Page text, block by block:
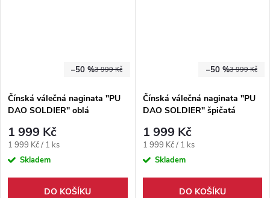
3 999 Kč
–50 %
Čínská válečná naginata "PU
DAO SOLDIER" oblá
1 999 Kč
Měrná
cena:
1 999 Kč / 1 ks
Skladem
DO KOŠÍKU
3 999 Kč
–50 %
Čínská válečná naginata "PU
DAO SOLDIER" špičatá
1 999 Kč
Měrná
cena:
1 999 Kč / 1 ks
Skladem
DO KOŠÍKU